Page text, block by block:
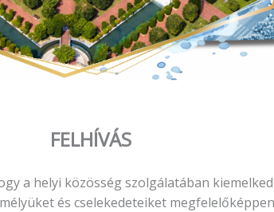
FELHÍVÁS
a helyi közösség szolgálatában
és cselekedeteiket